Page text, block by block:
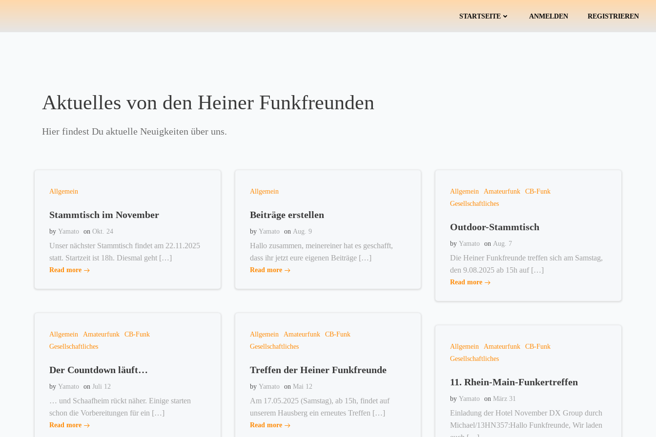
STARTSEITE ANMELDEN REGISTRIEREN
Aktuelles von den Heiner Funkfreunden
Hier findest Du aktuelle Neuigkeiten über uns.
Allgemein
Stammtisch im November
by Yamato on Okt. 24
Unser nächster Stammtisch findet am 22.11.2025
statt. Startzeit ist 18h. Diesmal geht […]
Read more
Allgemein
Beiträge erstellen
by Yamato on Aug. 9
Hallo zusammen, meinereiner hat es geschafft,
dass ihr jetzt eure eigenen Beiträge […]
Read more
Allgemein Amateurfunk
CB-Funk
Gesellschaftliches
Outdoor-Stammtisch
by Yamato on Aug. 7
Die Heiner Funkfreunde treffen sich am Samstag,
den 9.08.2025 ab 15h auf […]
Read more
Allgemein Amateurfunk
CB-Funk
Gesellschaftliches
Der Countdown läuft…
by Yamato on Juli 12
… und Schaafheim rückt näher. Einige starten
schon die Vorbereitungen für ein […]
Read more
Allgemein Amateurfunk
CB-Funk
Gesellschaftliches
Treffen der Heiner Funkfreunde
by Yamato on Mai 12
Am 17.05.2025 (Samstag), ab 15h, findet auf
unserem Hausberg ein erneutes Treffen […]
Read more
Allgemein Amateurfunk
CB-Funk
Gesellschaftliches
11. Rhein-Main-Funkertreffen
by Yamato on März 31
Einladung der Hotel November DX Group durch
Michael/13HN357:Hallo Funkfreunde, Wir laden